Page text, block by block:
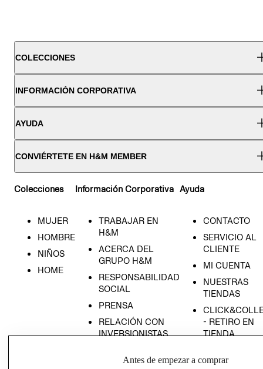
COLECCIONES
INFORMACIÓN CORPORATIVA
AYUDA
CONVIÉRTETE EN H&M MEMBER
Colecciones
MUJER
HOMBRE
NIÑOS
HOME
Información Corporativa
TRABAJAR EN
H&M
ACERCA DEL
GRUPO H&M
RESPONSABILIDAD
SOCIAL
PRENSA
RELACIÓN CON
INVERSIONISTAS
EMPRESARIAL
Ayuda
CONTACTO
SERVICIO AL
CLIENTE
MI CUENTA
NUESTRAS
TIENDAS
- RETIRO EN
TIENDA
CONDICIONES
Antes de empezar a comprar